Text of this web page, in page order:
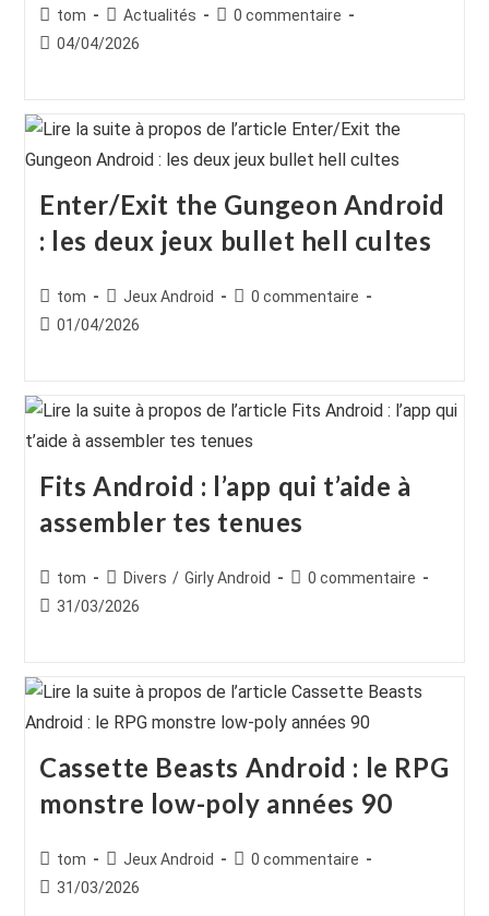
Auteur/autrice
de
tom
Post
category:
Actualités
Commentaires
0 commentaire
Publication
04/04/2026
Enter/Exit the Gungeon Android
: les deux jeux bullet hell cultes
Auteur/autrice
de
tom
Post
category:
Jeux Android
Commentaires
0 commentaire
Publication
01/04/2026
Fits Android : l’app qui t’aide à
assembler tes tenues
Auteur/autrice
de
tom
Post
category:
Divers / Girly Android
Commentaires
0 commentaire
Publication
31/03/2026
Cassette Beasts Android : le RPG
monstre low-poly années 90
Auteur/autrice
de
tom
Post
category:
Jeux Android
Commentaires
0 commentaire
Publication
31/03/2026